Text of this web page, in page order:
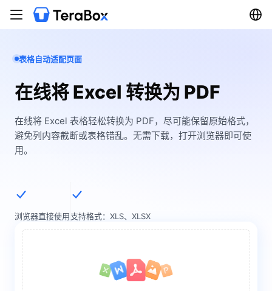
表格自动适配页面
在线将 Excel 转换为 PDF
在线将 Excel 表格轻松转换为 PDF，尽可能保留原始格式，
避免列内容截断或表格错乱。无需下载，打开浏览器即可使
用。
浏览器直接使用支持格式：XLS、XLSX